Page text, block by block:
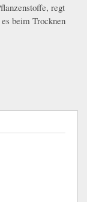
regt
beim Trocknen